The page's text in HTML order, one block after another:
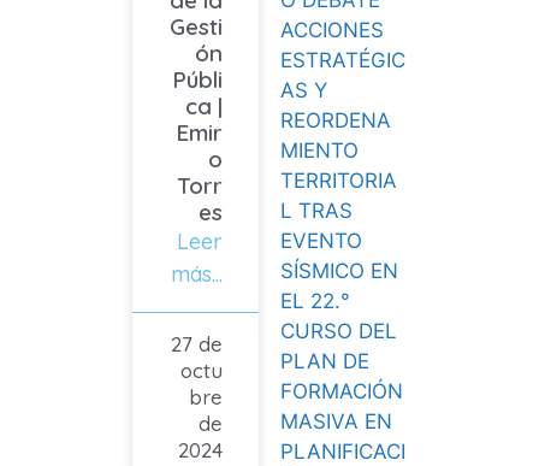
ACCIONES
ESTRATÉGIC
AS Y
REORDENA
MIENTO
TERRITORIA
L TRAS
EVENTO
SÍSMICO EN
EL 22.°
CURSO DEL
PLAN DE
FORMACIÓN
MASIVA EN
PLANIFICACI
Gesti
ón
Públi
ca |
Emir
o
Torr
es
Leer
más...
27 de
octu
bre
de
2024